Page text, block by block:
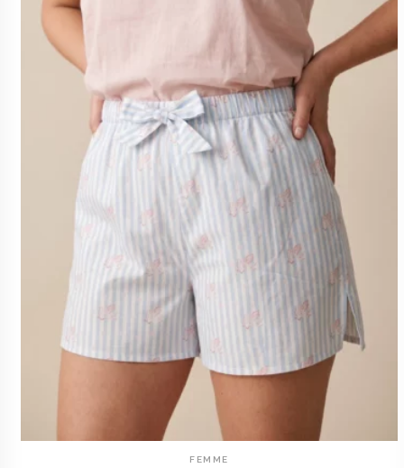
AJOUTER AU PANIER
FEMME